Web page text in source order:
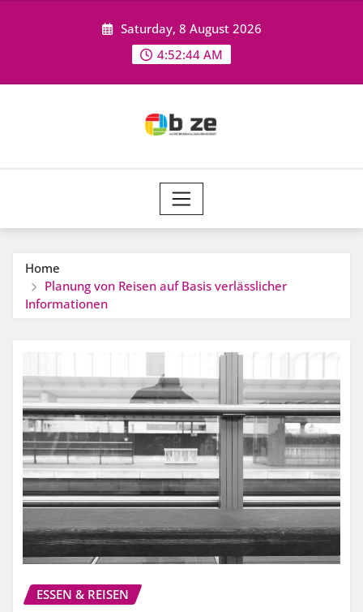
Saturday, 8 August 2026
4:52:45 AM
Home
Planung von Reisen auf Basis verlässlicher
Informationen
ESSEN & REISEN